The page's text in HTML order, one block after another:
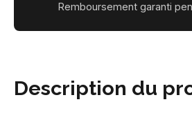
Remboursement garanti
Description du